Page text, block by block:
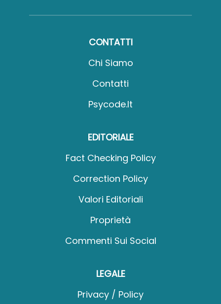
CONTATTI
Chi Siamo
Contatti
Psycode.it
EDITORIALE
Fact Checking Policy
Correction Policy
Valori Editoriali
Proprietà
Commenti Sui Social
LEGALE
Privacy / Policy